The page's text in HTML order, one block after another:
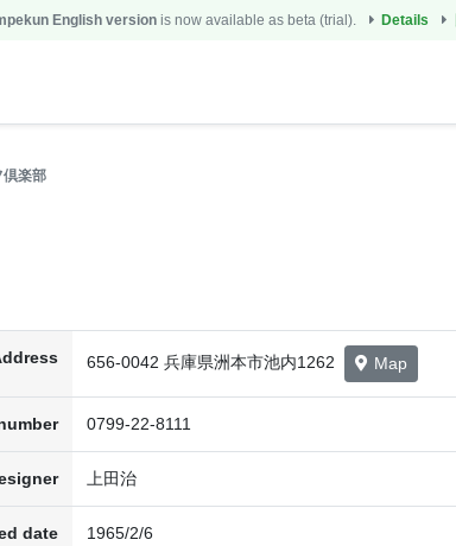
English versionis now available as beta (trial). Details
倶楽部
656-0042 兵庫県洲本市池内1262 Map
0799-22-8111
上田治
date 1965/2/6